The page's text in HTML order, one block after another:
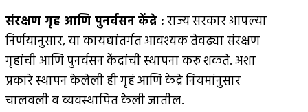
संरक्षण गृह आणि पुनर्वसन केंद्रे :राज्य सरकार आपल्या
निर्णयानुसार, या कायद्यांतर्गत आवश्यक तेवढ्या संरक्षण
गृहांची आणि पुनर्वसन केंद्रांची स्थापना करू शकते. अशा
प्रकारे स्थापन केलेली ही गृहं आणि केंद्रे नियमांनुसार
चालवली व व्यवस्थापित केली जातील.